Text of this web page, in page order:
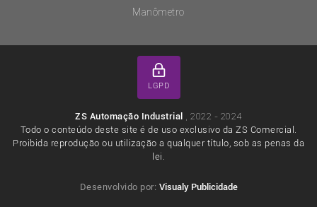
Manômetro
LGPD
ZS Automação Industrial , 2022 - 2024
Todo o conteúdo deste site é de uso exclusivo da ZS Comercial.
Proibida reprodução ou utilização a qualquer título, sob as penas da
lei.
Desenvolvido por: Visualy Publicidade